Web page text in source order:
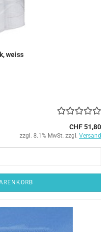
weiss
CHF 51,80
zzgl. 8.1% MwSt. zzgl. Versand